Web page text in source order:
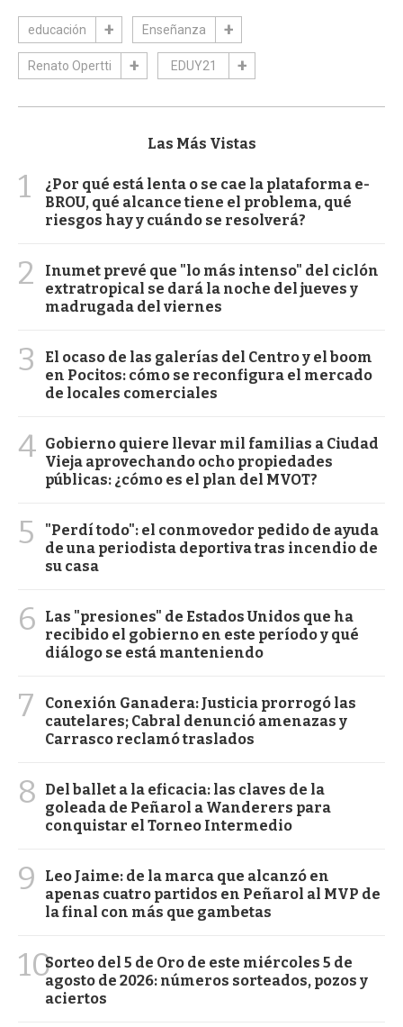
educación Enseñanza
Renato Opertti EDUY21
Las Más Vistas
1
¿Por qué está lenta o se cae la plataforma e-
BROU, qué alcance tiene el problema, qué
riesgos hay y cuándo se resolverá?
2
Inumet prevé que "lo más intenso" del ciclón
extratropical se dará la noche del jueves y
madrugada del viernes
3
El ocaso de las galerías del Centro y el boom
en Pocitos: cómo se reconfigura el mercado
de locales comerciales
4 Gobierno quiere llevar mil familias a Ciudad
Vieja aprovechando ocho propiedades
públicas: ¿cómo es el plan del MVOT?
5
"Perdí todo": el conmovedor pedido de ayuda
de una periodista deportiva tras incendio de
su casa
6
Las "presiones" de Estados Unidos que ha
recibido el gobierno en este período y qué
diálogo se está manteniendo
7
Conexión Ganadera: Justicia prorrogó las
cautelares; Cabral denunció amenazas y
Carrasco reclamó traslados
8
Del ballet a la eficacia: las claves de la
goleada de Peñarol a Wanderers para
conquistar el Torneo Intermedio
9
Leo Jaime: de la marca que alcanzó en
apenas cuatro partidos en Peñarol al MVP de
la final con más que gambetas
10Sorteo del 5 de Oro de este miércoles 5 de
agosto de 2026: números sorteados, pozos y
aciertos